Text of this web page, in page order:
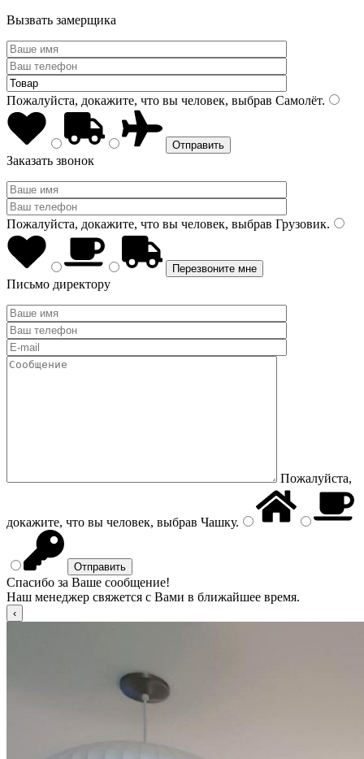
Вызвать замерщика
Пожалуйста, докажите, что вы человек, выбрав Самолёт.
Заказать звонок
Пожалуйста, докажите, что вы человек, выбрав Грузовик.
Письмо директору
Пожалуйста,
докажите, что вы человек, выбрав Чашку.
Спасибо за Ваше сообщение!
Наш менеджер свяжется с Вами в ближайшее время.